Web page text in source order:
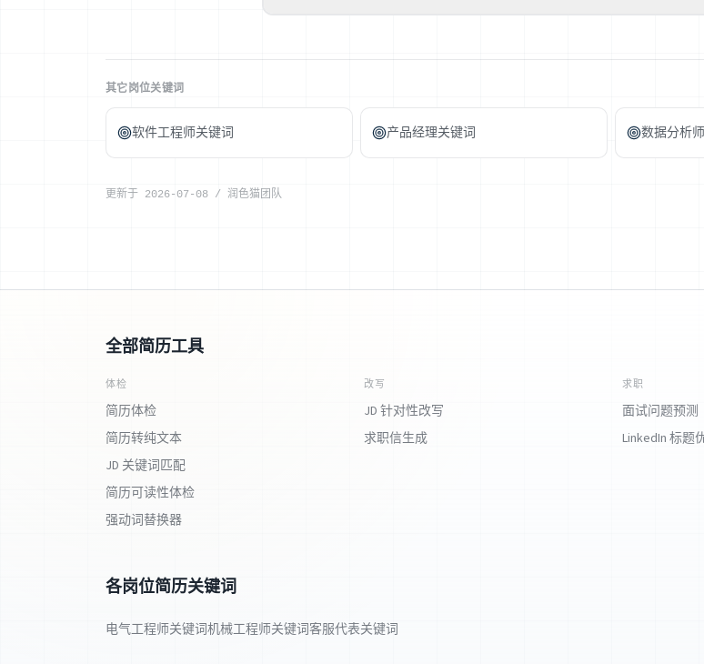
里的高频词,删掉不相关的噪音,匹配度自然更清楚。
其它岗位关键词
软件工程师关键词 产品经理关键词 数据分析
更新于 2026-07-08 / 润色猫团队
全部简历工具
体检
简历体检
简历转纯文本
JD 关键词匹配
简历可读性体检
强动词替换器
改写
JD 针对性改写
求职信生成
求职
面试问题预测
LinkedIn 标题
各岗位简历关键词
电气工程师关键词机械工程师关键词客服代表关键词